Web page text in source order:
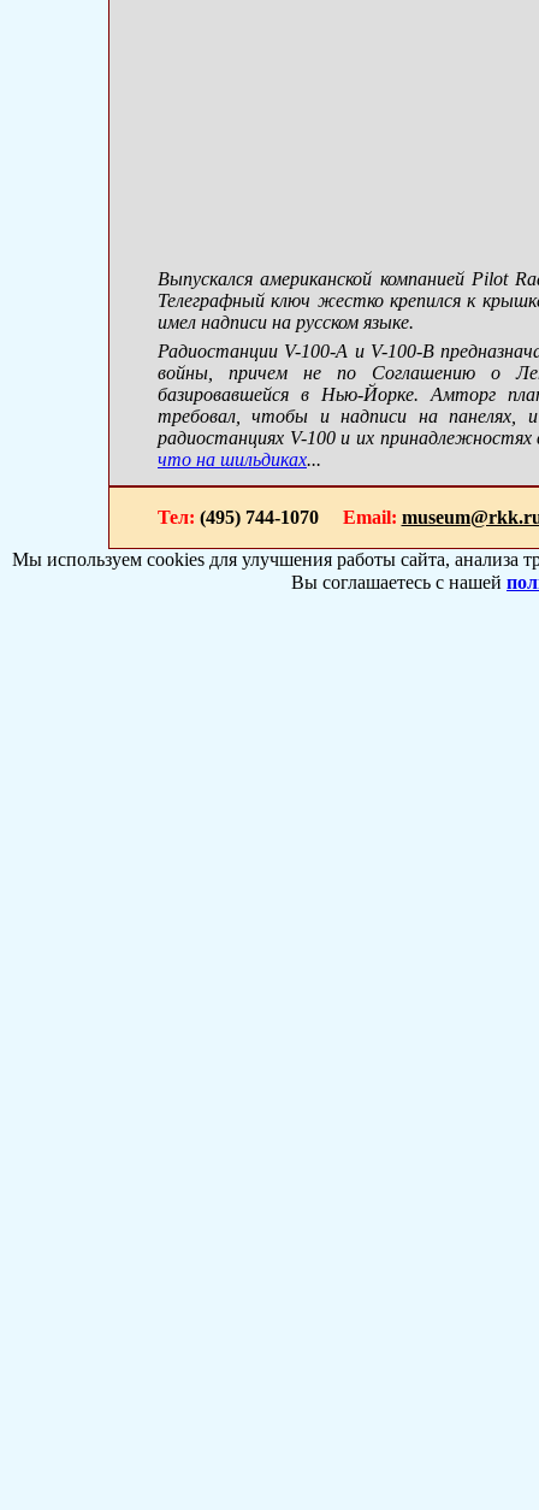
Выпускался американской компанией Pilot
Телеграфный ключ жестко крепился к
имел надписи на русском языке.
Радиостанции V-100-A и V-100-B
войны, причем не по Соглашению о
базировавшейся в Нью-Йорке. Амторг
требовал, чтобы и надписи на панелях,
радиостанциях V-100и их принадлежностях
что на шильдиках...
Тел: (495) 744-1070 Email:
Мы используем cookies для улучшения работы сайта, анализа
Вы соглашаетесь с нашей